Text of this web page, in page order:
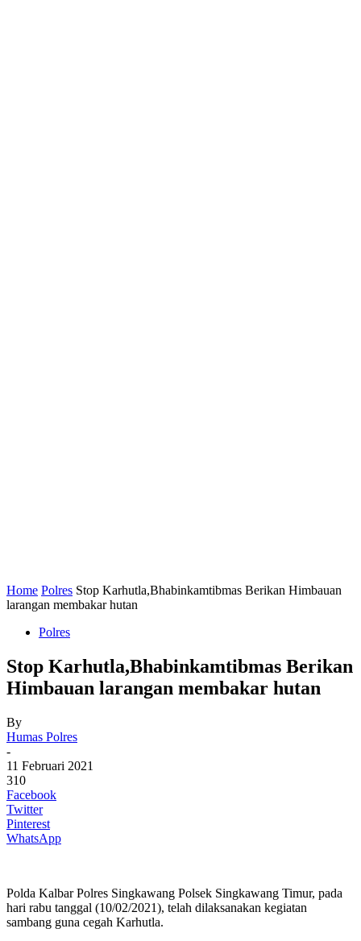
Home Polres Stop Karhutla,Bhabinkamtibmas Berikan Himbauan
larangan membakar hutan
Polres
Stop Karhutla,Bhabinkamtibmas Berikan
Himbauan larangan membakar hutan
By
Humas Polres
-
11 Februari 2021
310
Facebook
Twitter
Pinterest
WhatsApp
Polda Kalbar Polres Singkawang Polsek Singkawang Timur, pada
hari rabu tanggal (10/02/2021), telah dilaksanakan kegiatan
sambang guna cegah Karhutla.